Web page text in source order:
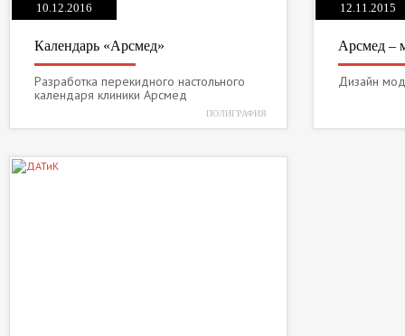
10.12.2016
Календарь «Арсмед»
Разработка перекидного настольного
календаря клиники Арсмед
ПОЛИГРАФИЯ
12.11.2015
Арсмед –
Дизайн